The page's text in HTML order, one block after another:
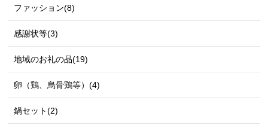
ファッション(8)
感謝状等(3)
地域のお礼の品(19)
卵（鶏、烏骨鶏等）(4)
鍋セット(2)